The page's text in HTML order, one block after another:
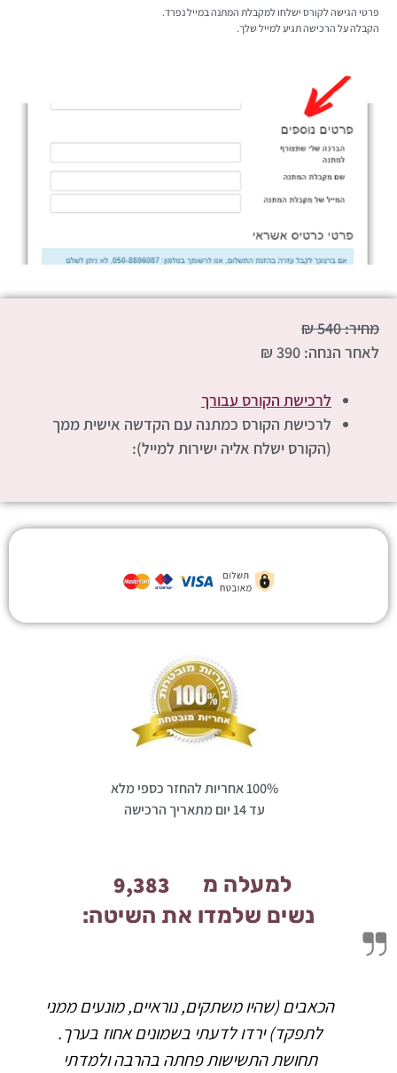
פרטי הגישה לקורס ישלחו למקבלת המתנה במייל נפרד.
הקבלה על הרכישה תגיע למייל שלך.
מחיר: 540 ₪
לאחר הנחה: 390 ₪
לרכישת הקורס עבורך
לרכישת הקורס כמתנה עם הקדשה אישית ממך
(הקורס ישלח אליה ישירות למייל):
100% אחריות להחזר כספי מלא
עד 14 יום מתאריך הרכישה
למעלה מ 9,514
נשים שלמדו את השיטה:
ממני
תודה, על כל הידע העמוק שפתח לי
למידה שזו רק ההתחלה שלו. עזרת לי
רגשות של בושה כאב ואשמה. הקורס